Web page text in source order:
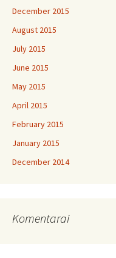
December 2015
August 2015
July 2015
June 2015
May 2015
April 2015
February 2015
January 2015
December 2014
Komentarai